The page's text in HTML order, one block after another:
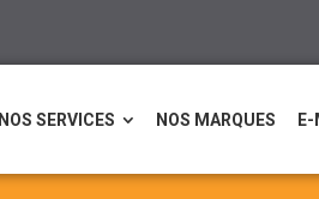
NOS SERVICES NOS MARQUES